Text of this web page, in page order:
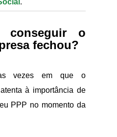
.
conseguir o
fechou?
vezes em que o
à importância de
PPP no momento da